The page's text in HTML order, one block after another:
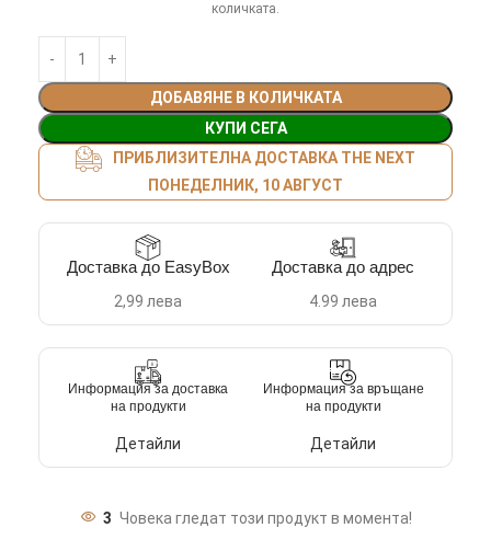
количката.
ДОБАВЯНЕ В КОЛИЧКАТА
КУПИ СЕГА
ПРИБЛИЗИТЕЛНА ДОСТАВКА THE NEXT
ПОНЕДЕЛНИК, 10 АВГУСТ
Доставка до EasyBox
2,99 лева
Доставка до адрес
4.99 лева
Информация за доставка
на продукти
Детайли
Информация за връщане
на продукти
Детайли
3 Човека гледат този продукт в момента!